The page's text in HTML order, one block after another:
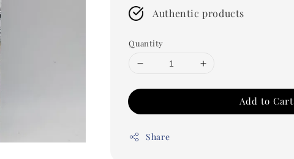
Authentic products
Quantity
Add to Cart
Share